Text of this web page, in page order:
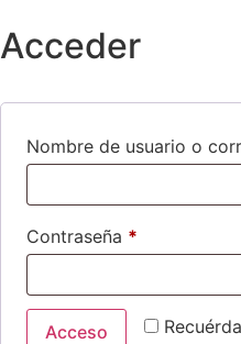
Acceder
Nombre de usuario o
Contraseña *
Acceso